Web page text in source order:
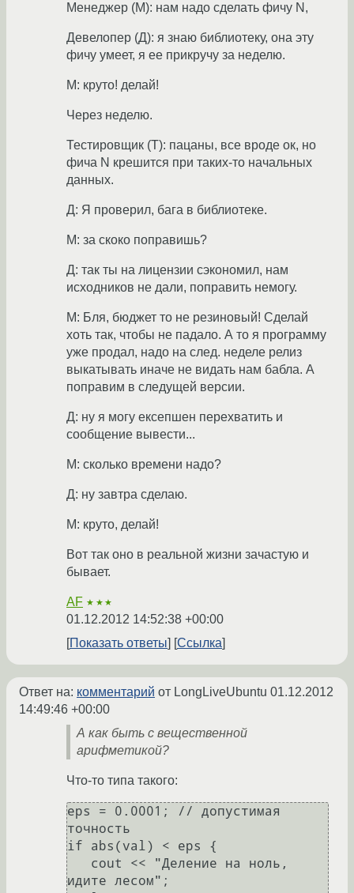
Менеджер (М): нам надо сделать фичу N,
Девелопер (Д): я знаю библиотеку, она эту
фичу умеет, я ее прикручу за неделю.
М: круто! делай!
Через неделю.
Тестировщик (Т): пацаны, все вроде ок, но
фича N крешится при таких-то начальных
данных.
Д: Я проверил, бага в библиотеке.
М: за скоко поправишь?
Д: так ты на лицензии сэкономил, нам
исходников не дали, поправить немогу.
М: Бля, бюджет то не резиновый! Сделай
хоть так, чтобы не падало. А то я программу
уже продал, надо на след. неделе релиз
выкатывать иначе не видать нам бабла. А
поправим в следущей версии.
Д: ну я могу ексепшен перехватить и
сообщение вывести...
М: сколько времени надо?
Д: ну завтра сделаю.
М: круто, делай!
Вот так оно в реальной жизни зачастую и
бывает.
AF ★★★
01.12.2012 14:52:38 +00:00
Показать ответы
Ссылка
Ответ на: комментарий от LongLiveUbuntu 01.12.2012
14:49:46 +00:00
А как быть с вещественной
арифметикой?
Что-то типа такого:
eps = 0.0001; // допустимая
точность
if abs(val) < eps {
идите лесом";